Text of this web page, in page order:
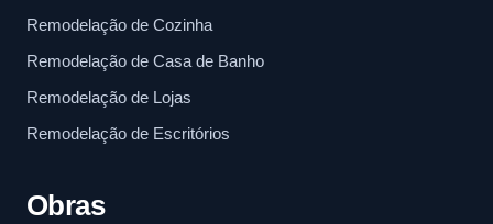
Remodelação de Cozinha
Remodelação de Casa de Banho
Remodelação de Lojas
Remodelação de Escritórios
Obras